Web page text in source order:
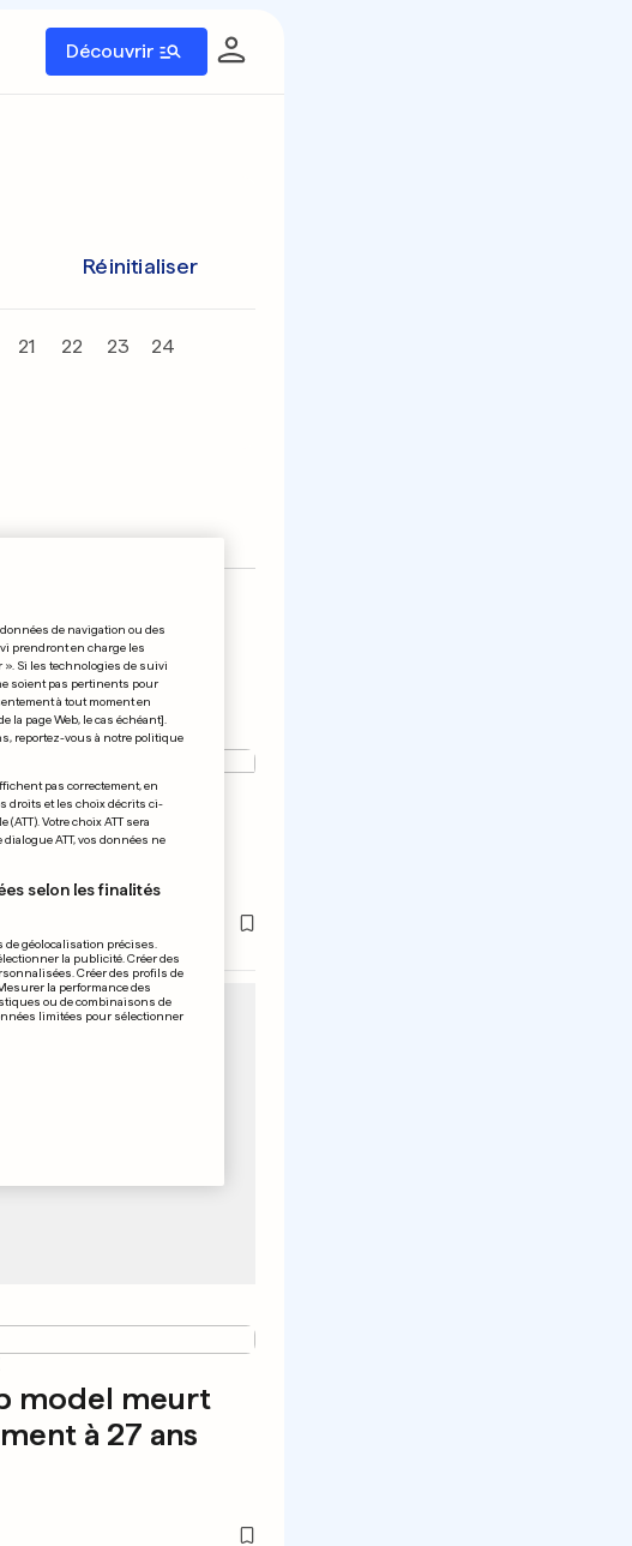
Découvrir
Réinitialiser
21 22 23 24
Uni se
pour sauver
model meurt
à 27 ans
de navigation ou des
prendront en charge les
Si les technologies de suivi
soient pas pertinents pour
à tout moment en
page Web, le cas échéant].
reportez-vous à notre politique
pas correctement, en
droits et les choix décrits ci-
Votre choix ATT sera
ATT, vos données ne
selon les finalités
géolocalisation précises.
la publicité. Créer des
Créer des profils de
la performance des
ou de combinaisons de
limitées pour sélectionner